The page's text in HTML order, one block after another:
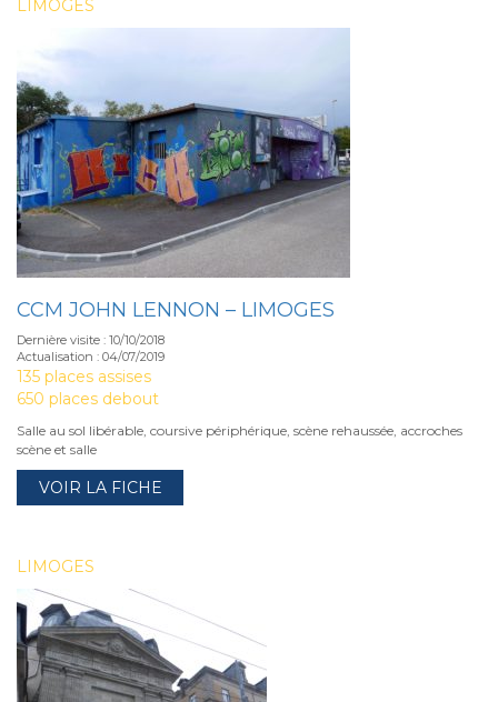
LIMOGES
CCM JOHN LENNON – LIMOGES
Dernière visite : 10/10/2018
Actualisation : 04/07/2019
135 places assises
650 places debout
Salle au sol libérable, coursive périphérique, scène rehaussée, accroches
scène et salle
VOIR LA FICHE
LIMOGES